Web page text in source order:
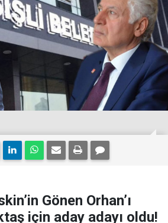
Gönen Orhan’ı
için aday adayı oldu!